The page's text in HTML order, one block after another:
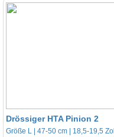
Drössiger HTA Pinion 2
Größe L | 47-50 cm | 18,5-19,5 Zoll